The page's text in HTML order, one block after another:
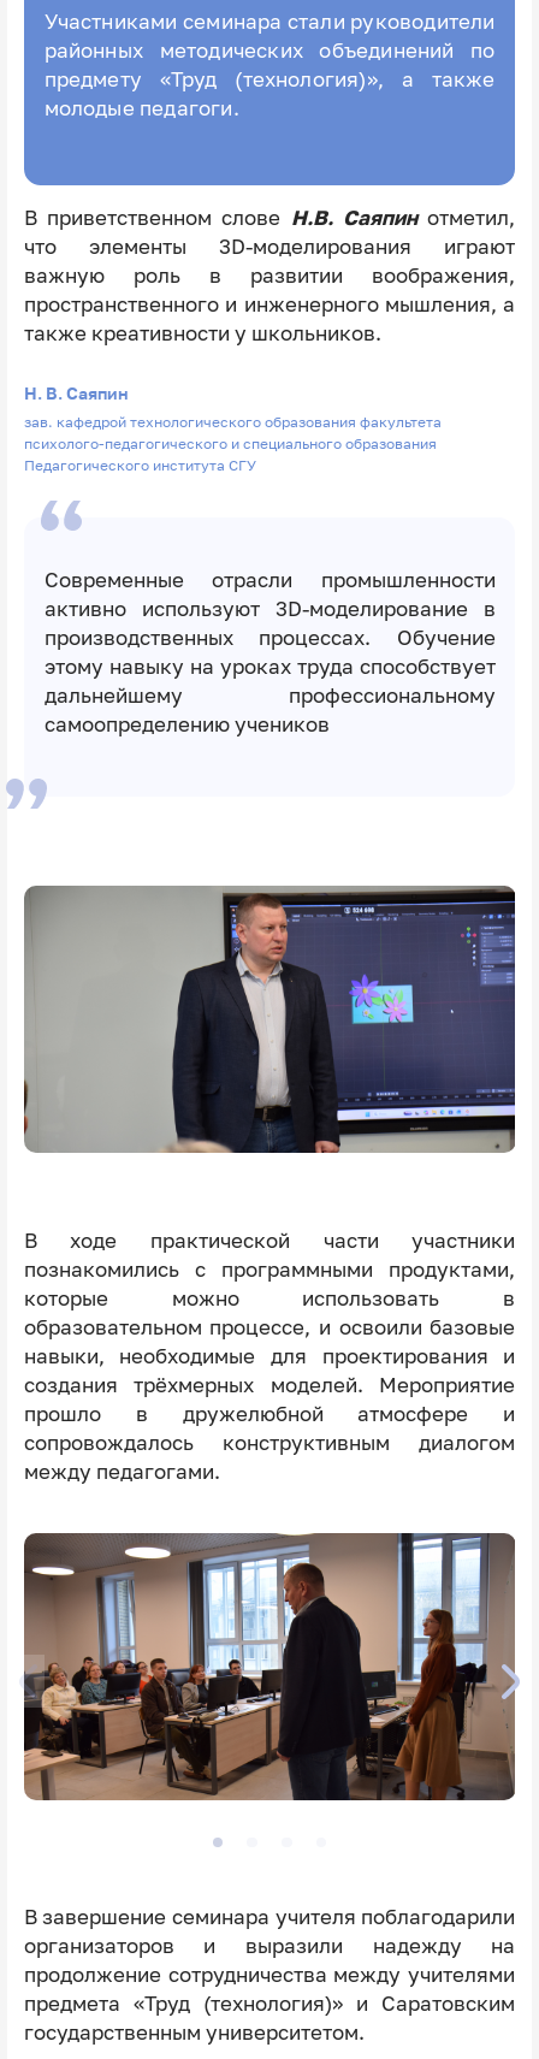
Участниками семинара стали руководители
районных методических объединений по
предмету «Труд (технология)», а также
молодые педагоги.
В приветственном слове Н.В. Саяпинотметил,
что элементы 3D-моделирования играют
важную роль в развитии воображения,
пространственного и инженерного мышления, а
также креативности у школьников.
Н. В. Саяпин
зав. кафедрой технологического образования факультета
психолого-педагогического и специального образования
Педагогического института СГУ
Современные отрасли промышленности
активно используют 3D-моделирование в
производственных процессах. Обучение
этому навыку на уроках труда способствует
дальнейшему профессиональному
самоопределению учеников
В ходе практической части участники
познакомились с программными продуктами,
которые можно использовать в
образовательном процессе, и освоили базовые
навыки, необходимые для проектирования и
создания трёхмерных моделей. Мероприятие
прошло в дружелюбной атмосфере и
сопровождалось конструктивным диалогом
между педагогами.
В завершение семинара учителя поблагодарили
организаторов и выразили надежду на
продолжение сотрудничества между учителями
предмета «Труд (технология)» и Саратовским
государственным университетом.